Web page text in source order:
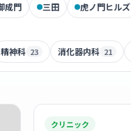
成門 三田 虎ノ門ヒルズ
精神科 23 消化器内科 21
クリニック